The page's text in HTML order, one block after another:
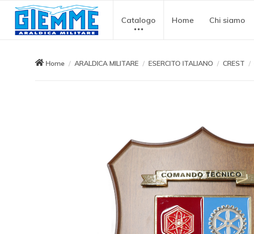
Catalogo Home Chi siamo
Home ARALDICA MILITARE ESERCITO ITALIANO CREST